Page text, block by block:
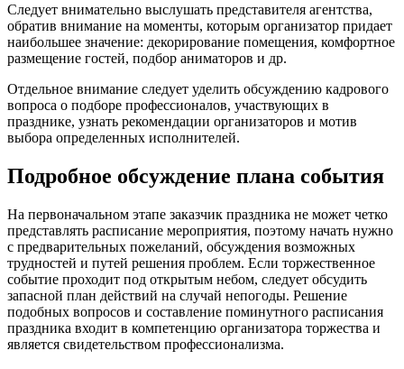
Следует внимательно выслушать представителя агентства,
обратив внимание на моменты, которым организатор придает
наибольшее значение: декорирование помещения, комфортное
размещение гостей, подбор аниматоров и др.
Отдельное внимание следует уделить обсуждению кадрового
вопроса о подборе профессионалов, участвующих в
празднике, узнать рекомендации организаторов и мотив
выбора определенных исполнителей.
Подробное обсуждение плана события
На первоначальном этапе заказчик праздника не может четко
представлять расписание мероприятия, поэтому начать нужно
с предварительных пожеланий, обсуждения возможных
трудностей и путей решения проблем. Если торжественное
событие проходит под открытым небом, следует обсудить
запасной план действий на случай непогоды. Решение
подобных вопросов и составление поминутного расписания
праздника входит в компетенцию организатора торжества и
является свидетельством профессионализма.